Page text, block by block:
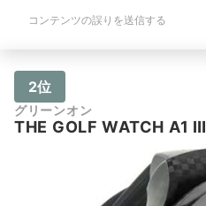
コンテンツの誤りを送信する
2位
グリーンオン
THE GOLF WATCH A1 Ⅲ